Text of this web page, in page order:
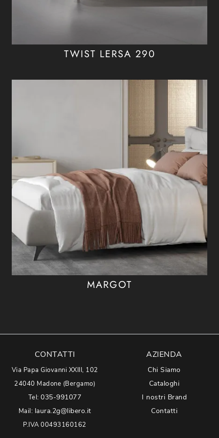
TWIST LERSA 290
MARGOT
CONTATTI
Via Papa Giovanni XXIII, 102
24040 Madone (Bergamo)
Tel:035-991077
Mail: laura.2g@libero.it
P.IVA 00493160162
AZIENDA
Chi Siamo
Cataloghi
I nostri Brand
Contatti